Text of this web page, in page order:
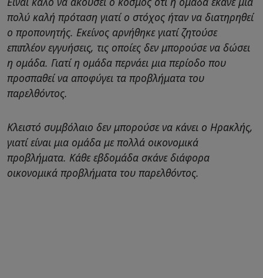
πολύ καλή πρόταση γιατί ο στόχος ήταν να διατηρηθεί
ο προπονητής. Εκείνος αρνήθηκε γιατί ζητούσε
επιπλέον εγγυήσεις, τις οποίες δεν μπορούσε να δώσει
η ομάδα. Γιατί η ομάδα περνάει μια περίοδο που
προσπαθεί να αποφύγει τα προβλήματα του
παρελθόντος.
Κλειστό συμβόλαιο δεν μπορούσε να κάνει ο Ηρακλής,
γιατί είναι μια ομάδα με πολλά οικονομικά
προβλήματα. Κάθε εβδομάδα σκάνε διάφορα
οικονομικά προβλήματα του παρελθόντος.